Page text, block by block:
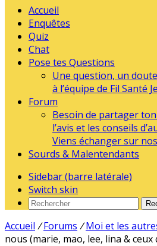
Accueil
Enquêtes
Quiz
Chat
Pose tes Questions
Une question, un
à l’équipe de Fil Santé
Forum
Besoin de partager
l’avis et les conseils
Viens échanger sur
Sourds & Malentendants
Sidebar (barre latérale)
Switch skin
Accueil / Forums / Moi et les
nous (marie, mao, lee, lina & ceux